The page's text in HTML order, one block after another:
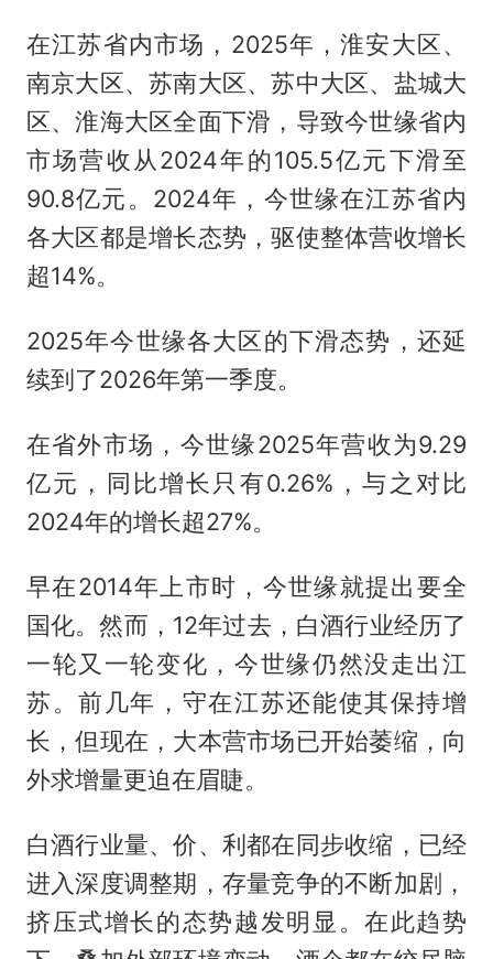
在江苏省内市场，2025年，淮安大区、
南京大区、苏南大区、苏中大区、盐城大
区、淮海大区全面下滑，导致今世缘省内
市场营收从2024年的105.5亿元下滑至
90.8亿元。2024年，今世缘在江苏省内
各大区都是增长态势，驱使整体营收增长
超14%。
2025年今世缘各大区的下滑态势，还延
续到了2026年第一季度。
在省外市场，今世缘2025年营收为9.29
亿元，同比增长只有0.26%，与之对比
2024年的增长超27%。
早在2014年上市时，今世缘就提出要全
国化。然而，12年过去，白酒行业经历了
一轮又一轮变化，今世缘仍然没走出江
苏。前几年，守在江苏还能使其保持增
长，但现在，大本营市场已开始萎缩，向
外求增量更迫在眉睫。
白酒行业量、价、利都在同步收缩，已经
进入深度调整期，存量竞争的不断加剧，
挤压式增长的态势越发明显。在此趋势